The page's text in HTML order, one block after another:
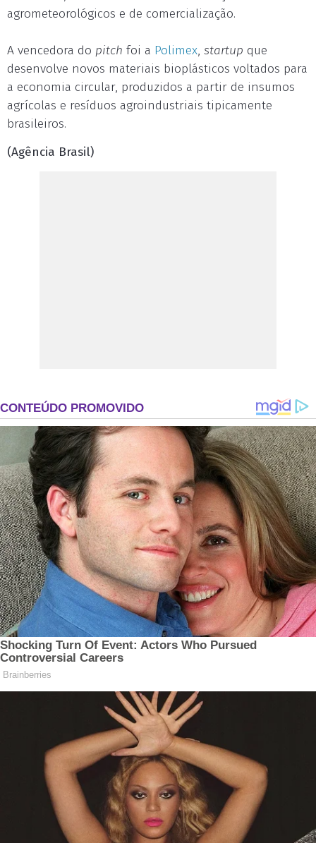
agrometeorológicos e de comercialização.
A vencedora do pitch foi a Polimex, startup que
desenvolve novos materiais bioplásticos voltados para
a economia circular, produzidos a partir de insumos
agrícolas e resíduos agroindustriais tipicamente
brasileiros.
(Agência Brasil)